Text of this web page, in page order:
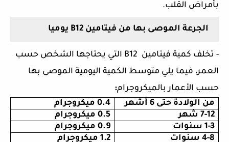
بأمراض القلب.
الجرعة الموصى بها من فيتامين B12 يوميا
- تخلف كمية فيتامين B12 التي يحتاجها الشخص حسب
العمر، فيما يلي متوسط الكمية اليومية الموصى بها
حسب الأعمار بالميكروجرام:
من الولادة حتى 6 أشهر
0.4 ميكروجرام
7-12 شهر
0.5 ميكروجرام
1-3 سنوات
0.9 ميكروجرام
4-8 سنوات
1.2 ميكروجرام